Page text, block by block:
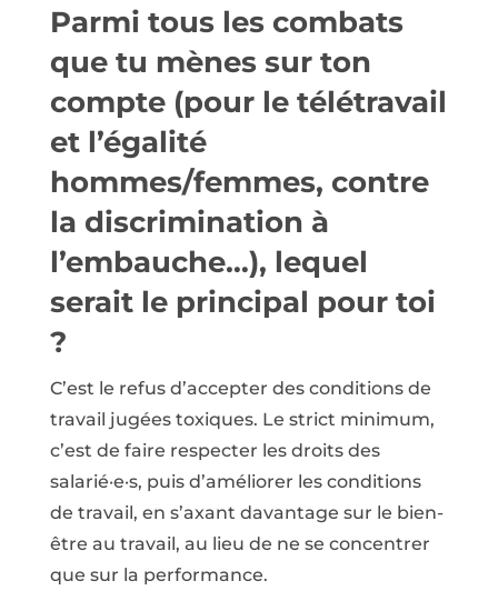
Parmi tous les combats
que tu mènes sur ton
compte (pour le télétravail
et l’égalité
hommes/femmes, contre
la discrimination à
l’embauche…), lequel
serait le principal pour toi
?
C’est le refus d’accepter des conditions de
travail jugées toxiques. Le strict minimum,
c’est de faire respecter les droits des
salarié·e·s, puis d’améliorer les conditions
de travail, en s’axant davantage sur le bien-
être au travail, au lieu de ne se concentrer
que sur la performance.